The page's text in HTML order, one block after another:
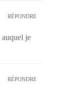
RÉPONDRE
je
RÉPONDRE